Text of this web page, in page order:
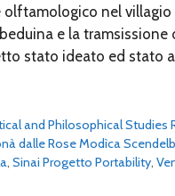
nel villagio
e la
stato ideato ed stato
and Philosophical Studies
dalle Rose Modìca
, Sinai Progetto Portability,